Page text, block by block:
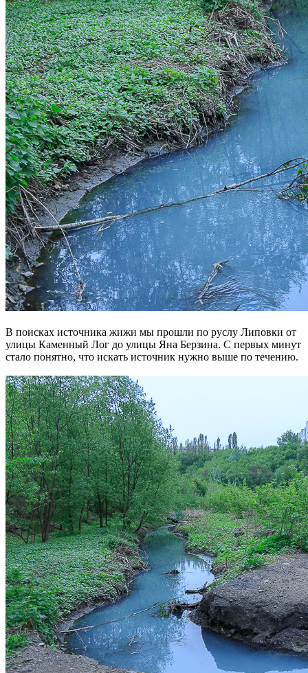
В поисках источника жижи мы прошли по руслу Липовки от
улицы Каменный Лог до улицы Яна Берзина. С первых минут
стало понятно, что искать источник нужно выше по течению.